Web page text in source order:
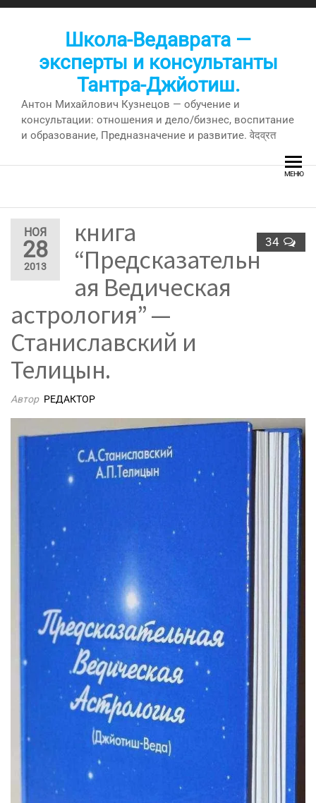
Перейти
Школа-Ведаврата —
эксперты и консультанты
Тантра-Джйотиш.
Антон Михайлович Кузнецов — обучение и
консультации: отношения и дело/бизнес, воспитание
и образование, Предназначение и развитие. वेदव्रत
МЕНЮ
НОЯ
28
2013
34
книга
“Предсказательн
ая Ведическая
астрология” —
Станиславский и
Телицын.
Автор РЕДАКТОР